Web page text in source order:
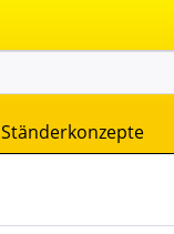
Ständerkonzepte